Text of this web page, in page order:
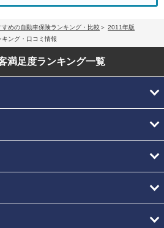
すめの自動車保険ランキング・比較
2011年版
ング・口コミ情報
満足度ランキング一覧